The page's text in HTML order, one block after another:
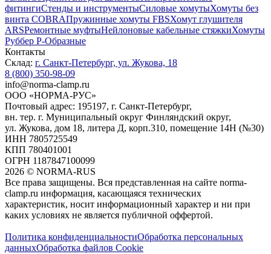
фитингиСтенды и инструментыСиловые хомутыХомуты без
винта COBRAПружинные хомуты FBSХомут глушителя
ARSРемонтные муфтыНейлоновые кабельные стяжкиХомуты
Руббер Р-Образные
Контакты
Склад: г. Санкт-Петербург, ул. Жукова, 18
8 (800) 350-98-09
info@norma-clamp.ru
ООО «НОРМА-РУС»
Почтовый адрес: 195197, г. Санкт-Петербург,
вн. тер. г. Муниципальный округ Финляндский округ,
ул. Жукова, дом 18, литера Д, корп.310, помещение 14Н (№30)
ИНН 7805725549
КПП 780401001
ОГРН 1187847100099
2026 © NORMA-RUS
Все права защищены. Вся представленная на сайте norma-
clamp.ru информация, касающаяся технических
характеристик, носит информационный характер и ни при
каких условиях не является публичной оффертой.‍
Политика конфиденциальностиОбработка персональных
данныхОбработка файлов Cookie